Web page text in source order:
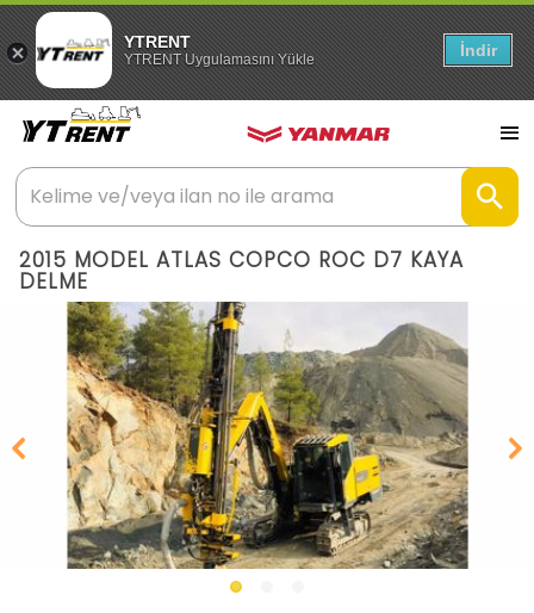
YTRENT
YTRENT Uygulamasını Yükle İndir
2015 MODEL ATLAS COPCO ROC D7 KAYA
DELME